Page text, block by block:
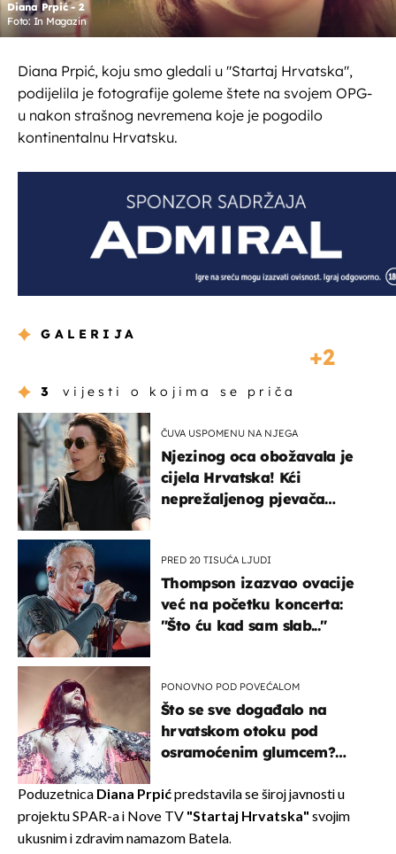
Diana Prpić - 2
Foto: In Magazin
Diana Prpić, koju smo gledali u "Startaj Hrvatska",
podijelila je fotografije goleme štete na svojem OPG-
u nakon strašnog nevremena koje je pogodilo
kontinentalnu Hrvatsku.
GALERIJA
2
3 vijesti o kojima se priča
ČUVA USPOMENU NA NJEGA
Njezinog oca obožavala je
cijela Hrvatska! Kći
neprežaljenog pjevača
PRED 20 TISUĆA LJUDI
Thompson izazvao ovacije
već na početku koncerta:
"Što ću kad sam slab..."
PONOVNO POD POVEĆALOM
Što se sve događalo na
hrvatskom otoku pod
osramoćenim glumcem?
izazivaju nevjericu
Poduzetnica Diana Prpićpredstavila se široj javnosti u
projektu SPAR-a i Nove TV "Startaj Hrvatska" svojim
ukusnim i zdravim namazom Batela.